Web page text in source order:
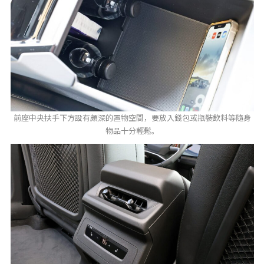
前座中央扶手下方設有頗深的置物空間，要放入錢包或瓶裝飲料等隨身
物品十分輕鬆。